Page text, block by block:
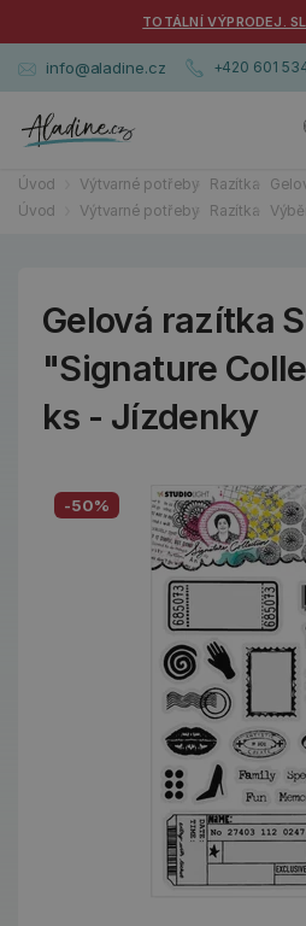
TOTÁLNÍ VÝPRODEJ.
info@aladine.cz +420 601
Úvod Výtvarné potřeby Razítka
Úvod
Výtvarné potřeby Razítka
Gelová razítka
"Signature
ks - Jízdenky
-50%